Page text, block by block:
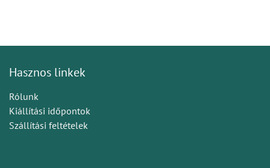
Hasznos linkek
Rólunk
Kiállítási időpontok
Szállítási feltételek